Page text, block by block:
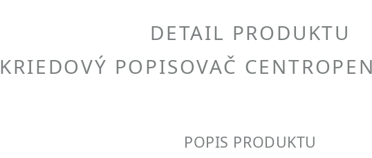
DETAIL PRODUKTU
KRIEDOVÝ POPISOVAČ
POPIS PRODUKTU